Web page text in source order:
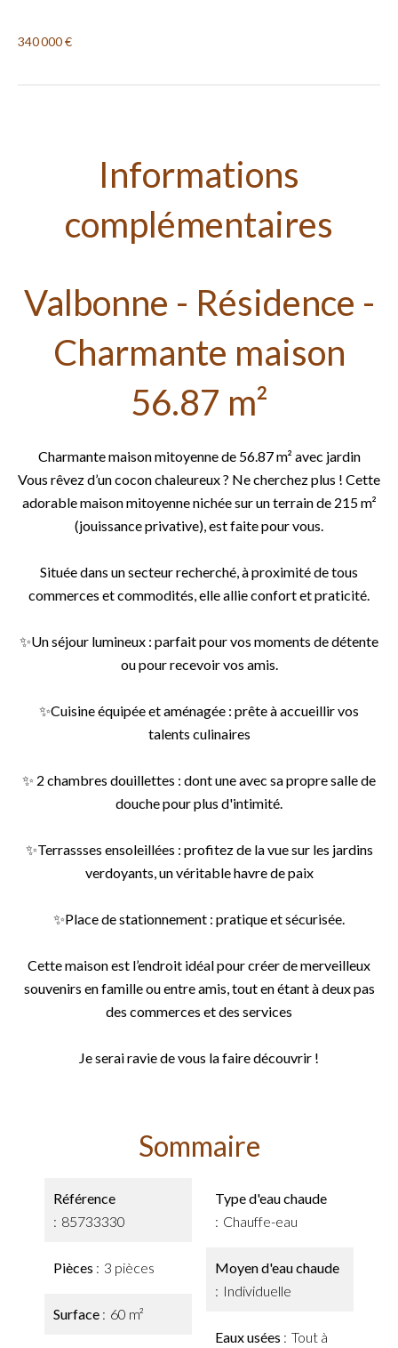
340 000 €
Informations
complémentaires
Valbonne - Résidence -
Charmante maison
56.87 m²
Charmante maison mitoyenne de 56.87 m² avec jardin
Vous rêvez d’un cocon chaleureux ? Ne cherchez plus ! Cette
adorable maison mitoyenne nichée sur un terrain de 215 m²
(jouissance privative), est faite pour vous.
Située dans un secteur recherché, à proximité de tous
commerces et commodités, elle allie confort et praticité.
✨Un séjour lumineux : parfait pour vos moments de détente
ou pour recevoir vos amis.
✨Cuisine équipée et aménagée : prête à accueillir vos
talents culinaires
✨ 2 chambres douillettes : dont une avec sa propre salle de
douche pour plus d'intimité.
✨Terrassses ensoleillées : profitez de la vue sur les jardins
verdoyants, un véritable havre de paix
✨Place de stationnement : pratique et sécurisée.
Cette maison est l’endroit idéal pour créer de merveilleux
souvenirs en famille ou entre amis, tout en étant à deux pas
des commerces et des services
Je serai ravie de vous la faire découvrir !
Sommaire
Référence
85733330
Pièces 3 pièces
Surface 60 m²
Type d'eau chaude
Chauffe-eau
Moyen d'eau chaude
Individuelle
Eaux usées
Tout à